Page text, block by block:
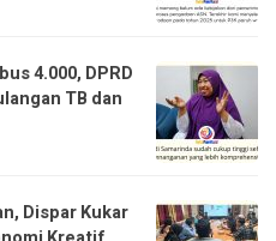
4.000, DPRD
TB dan
Dispar Kukar